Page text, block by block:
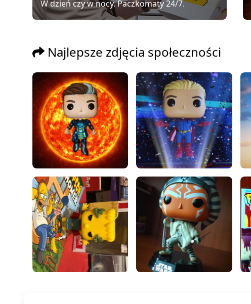
W dzień czy w nocy. Paczkomaty 24/7.
Najlepsze zdjęcia społeczności